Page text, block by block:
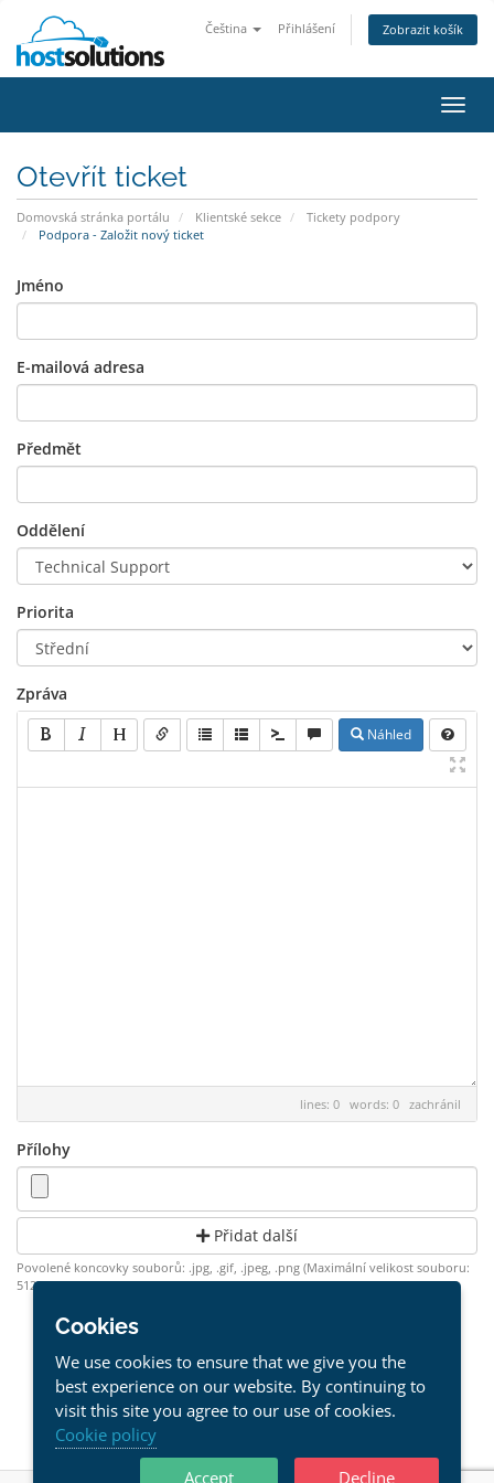
Čeština Přihlášení Zobrazit košík
Otevřít ticket
Domovská stránka portálu Klientské sekce
Tickety podpory
Podpora - Založit nový ticket
Jméno
E-mailová adresa
Předmět
Oddělení
Priorita
Zpráva
Náhled
lines: 0 words: 0 zachránil
Přílohy
Přidat další
Povolené koncovky souborů: .jpg, .gif, .jpeg, .png (Maximální velikost souboru:
512MB)
Cookies
We use cookies to ensure that we give you the
best experience on our website. By continuing to
visit this site you agree to our use of cookies.
Cookie policy
Accept
Decline